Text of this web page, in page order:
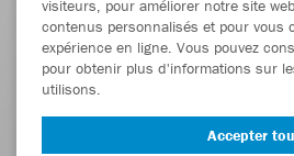
visiteurs, pour améliorer notre site
contenus personnalisés et pour vous
expérience en ligne. Vous pouvez
pour obtenir plus d'informations sur
utilisons.
Accepter